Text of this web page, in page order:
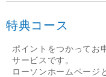
特典コース
ポイントをつかってお
サービスです。
ローソンホームページ